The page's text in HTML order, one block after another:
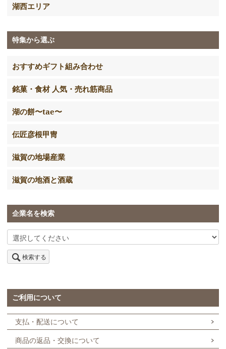
湖西エリア
特集から選ぶ
おすすめギフト組み合わせ
銘菓・食材 人気・売れ筋商品
湖の餅〜tae〜
伝匠彦根甲冑
滋賀の地場産業
滋賀の地酒と酒蔵
企業名を検索
検索する
ご利用について
支払・配送について
商品の返品・交換について